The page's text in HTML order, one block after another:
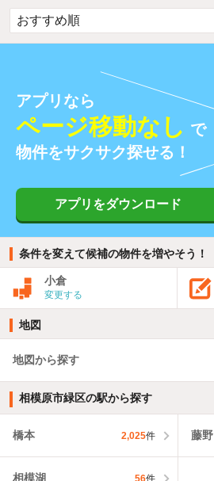
アプリなら
ページ移動なし で
物件をサクサク探せる！
アプリをダウンロード
条件を変えて候補の物件を増やそう！
小倉
変更する
地図
地図から探す
相模原市緑区の駅から探す
橋本 2,025件 藤野
相模湖 56件